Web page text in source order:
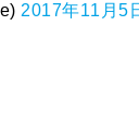
2017年11月5